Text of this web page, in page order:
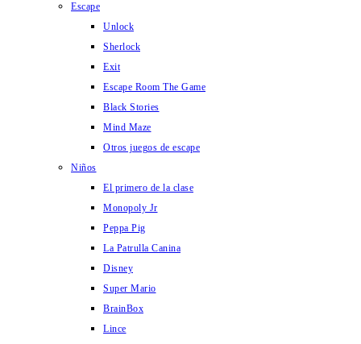
Escape
Unlock
Sherlock
Exit
Escape Room The Game
Black Stories
Mind Maze
Otros juegos de escape
Niños
El primero de la clase
Monopoly Jr
Peppa Pig
La Patrulla Canina
Disney
Super Mario
BrainBox
Lince